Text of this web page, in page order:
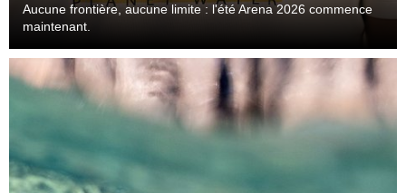
Aucune frontière, aucune limite : l'été Arena 2026 commence
maintenant.